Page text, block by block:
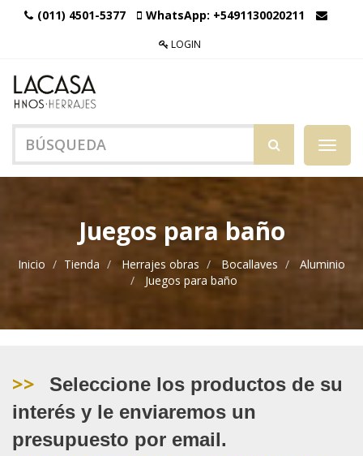
(011) 4501-5377 WhatsApp: +5491130020211
LOGIN
Menú
de
Juegos para baño
Inicio Tienda Herrajes obras Bocallaves
Aluminio
Juegos para baño
>>
Seleccione los productos de su
interés y le enviaremos un
presupuesto por email.